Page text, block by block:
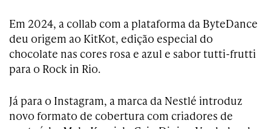
Em 2024, a collab com a plataforma da ByteDance
deu origem ao KitKot, edição especial do
chocolate nas cores rosa e azul e sabor tutti-frutti
para o Rock in Rio.
Já para o Instagram, a marca da Nestlé introduz
novo formato de cobertura com criadores de